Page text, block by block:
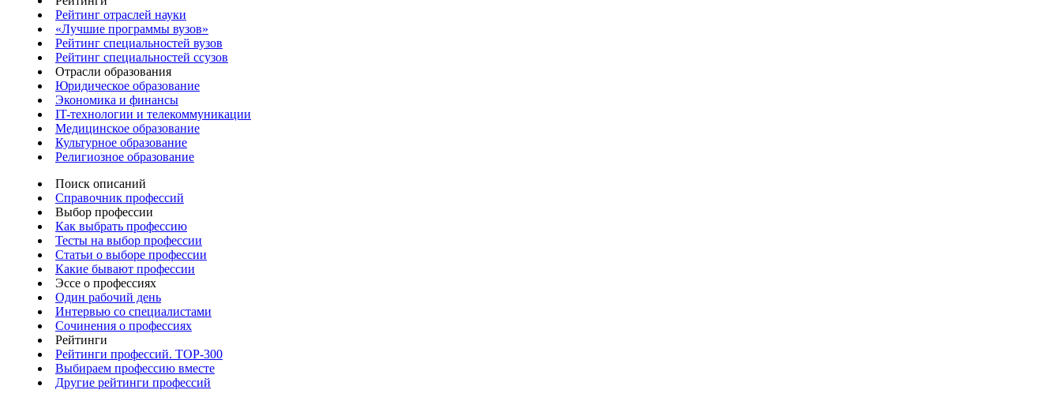
Рейтинг отраслей науки
«Лучшие программы вузов»
Рейтинг специальностей вузов
Рейтинг специальностей ссузов
Отрасли образования
Юридическое образование
Экономика и финансы
IT-технологии и телекоммуникации
Медицинское образование
Культурное образование
Религиозное образование
Поиск описаний
Справочник профессий
Выбор профессии
Как выбрать профессию
Тесты на выбор профессии
Статьи о выборе профессии
Какие бывают профессии
Эссе о профессиях
Один рабочий день
Интервью со специалистами
Сочинения о профессиях
Рейтинги
Рейтинги профессий. TOP-300
Выбираем профессию вместе
Другие рейтинги профессий